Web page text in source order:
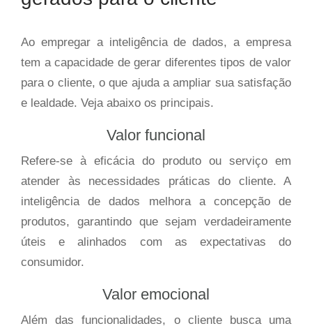
Ao empregar a inteligência de dados, a empresa
tem a capacidade de gerar diferentes tipos de valor
para o cliente, o que ajuda a ampliar sua satisfação
e lealdade. Veja abaixo os principais.
Valor funcional
Refere-se à eficácia do produto ou serviço em
atender às necessidades práticas do cliente. A
inteligência de dados melhora a concepção de
produtos, garantindo que sejam verdadeiramente
úteis e alinhados com as expectativas do
consumidor.
Valor emocional
Além das funcionalidades, o cliente busca uma